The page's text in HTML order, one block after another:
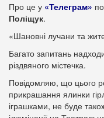
Про це у «Телеграм»
Поліщук.
«Шановні лучани та
Багато запитань
різдвяного містечка.
Повідомляю, що цього
прикрашання ялинки
іграшками, не буде